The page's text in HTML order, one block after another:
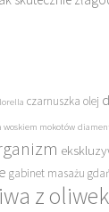
czarnuszka olej
woskiem mokotów
gabinet masażu
z